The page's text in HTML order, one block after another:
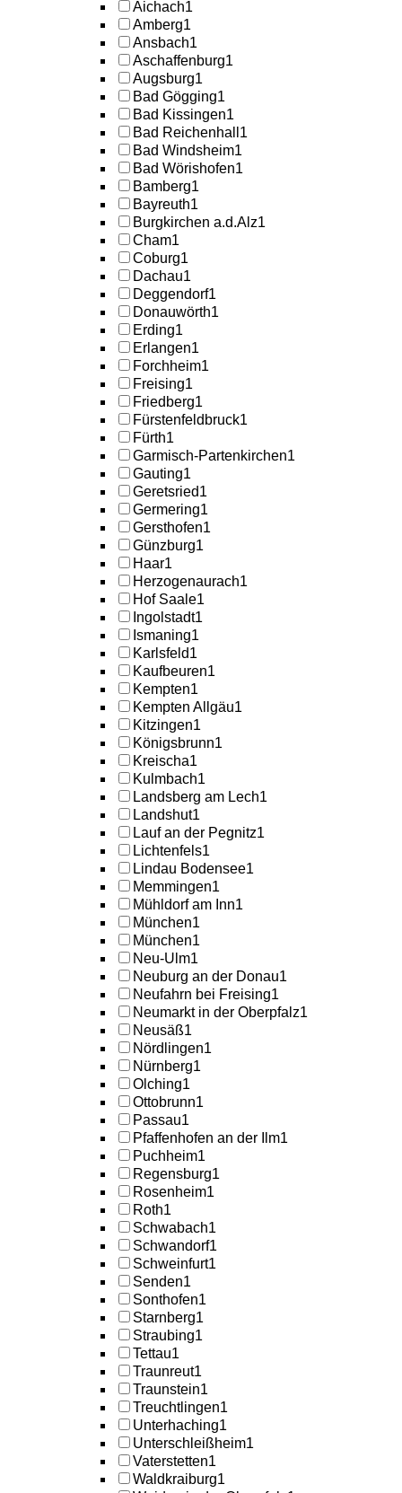
Aichach1
Amberg1
Ansbach1
Aschaffenburg1
Augsburg1
Bad Gögging1
Bad Kissingen1
Bad Reichenhall 1
Bad Windsheim1
Bad Wörishofen1
Bamberg1
Bayreuth1
Burgkirchen a.d.Alz1
Cham1
Coburg1
Dachau1
Deggendorf1
Donauwörth1
Erding1
Erlangen1
Forchheim1
Freising1
Friedberg1
Fürstenfeldbruck1
Fürth1
Garmisch-Partenkirchen1
Gauting1
Geretsried1
Germering1
Gersthofen1
Günzburg1
Haar1
Herzogenaurach1
Hof Saale1
Ingolstadt1
Ismaning1
Karlsfeld1
Kaufbeuren1
Kempten1
Kempten Allgäu1
Kitzingen1
Königsbrunn1
Kreischa1
Kulmbach1
Landsberg am Lech1
Landshut1
Lauf an der Pegnitz1
Lichtenfels1
Lindau Bodensee1
Memmingen1
Mühldorf am Inn1
München1
München1
Neu-Ulm1
Neuburg an der Donau1
Neufahrn bei Freising1
Neumarkt in der Oberpfalz1
Neusäß1
Nördlingen1
Nürnberg1
Olching1
Ottobrunn1
Passau1
Pfaffenhofen an der Ilm1
Puchheim1
Regensburg1
Rosenheim1
Roth1
Schwabach1
Schwandorf1
Schweinfurt1
Senden1
Sonthofen1
Starnberg1
Straubing1
Tettau1
Traunreut1
Traunstein1
Treuchtlingen1
Unterhaching1
Unterschleißheim1
Vaterstetten1
Waldkraiburg1